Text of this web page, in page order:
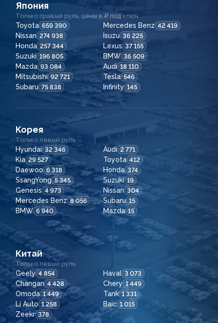
Япония
Только правый руль, цены в ₽ под ключ.
Toyota 659 390 Mercedes Benz 42 419
Nissan 274 938 Isuzu 36 225
Honda 257 344 Lexus 37 155
Suzuki 196 805 BMW 36 509
Mazda 93 084 Audi 18 110
Mitsubishi 92 721 Tesla 546
Subaru 75 838 Infinity 145
Корея
Только левый руль
Hyundai 32 346 Audi 2 771
Kia 29 527 Toyota 412
Daewoo 6 318 Honda 374
SsangYong 5 345 Suzuki 19
Genesis 4 973 Nissan 304
Mercedes Benz 8 056 Subaru 15
BMW 6 940 Mazda 15
Китай
Только левый руль
Geely 4 854 Haval 3 073
Changan 4 428 Chery 1 449
Omoda 1 449 Tank 1 331
Li Auto 1 258 Baic 1 015
Zeekr 378